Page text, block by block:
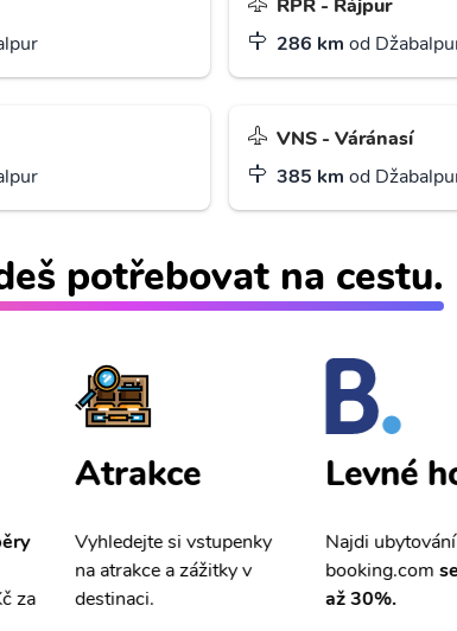
RPR - Rájpur
286 km od
VNS - Váránasí
385 km od
potřebovat na cestu.
za
Atrakce
Vyhledejte si vstupenky
na atrakce a zážitky v
destinaci.
Levné
Najdi
booking.com
až 30%.